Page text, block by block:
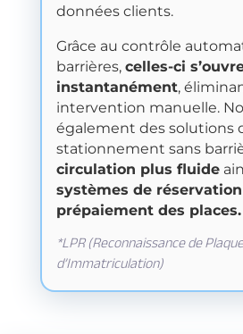
données clients.
Grâce au contrôle
barrières, celles-ci
instantanément,
intervention manuelle.
également des solutions
stationnement sans
circulation plus fluide
systèmes de réservation
prépaiement des places.
*LPR (Reconnaissance de
d’Immatriculation)